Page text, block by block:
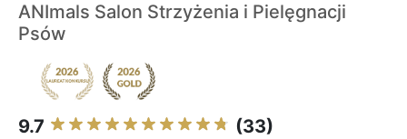
ANImals Salon Strzyżenia i Pielęgnacji
Psów
9.7 (33)